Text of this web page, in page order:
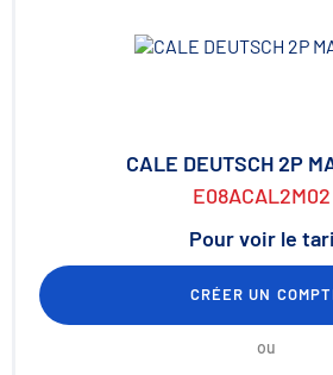
CALE DEUTSCH 2P
E08ACAL2M02
Pour voir le
CRÉER UN
ou